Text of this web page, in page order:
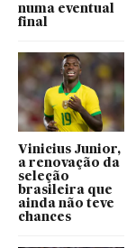
numa eventual
final
Vinicius Junior,
a renovação da
seleção
brasileira que
ainda não teve
chances